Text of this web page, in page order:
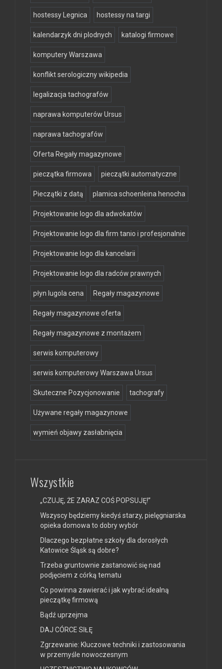
hostessy Legnica hostessy na targi
kalendarzyk dni plodnych katalogi firmowe
komputery Warszawa
konflikt serologiczny wikipedia
legalizacja tachografów
naprawa komputerów Ursus
naprawa tachografów
Oferta Regały magazynowe
pieczątka firmowa pieczątki automatyczne
Pieczątki z datą plamica schoenleina henocha
Projektowanie logo dla adwokatów
Projektowanie logo dla firm tanio i profesjonalnie
Projektowanie logo dla kancelarii
Projektowanie logo dla radców prawnych
płyn lugola cena Regały magazynowe
Regały magazynowe oferta
Regały magazynowe z montażem
serwis komputerowy
serwis komputerowy Warszawa Ursus
Skuteczne Pozycjonowanie tachografy
Używane regały magazynowe
wymień objawy zasłabnięcia
Wszystkie
„CZUJĘ, ŻE ZARAZ COŚ POPSUJĘ!”
Wszyscy będziemy kiedyś starzy, pielęgniarska
opieka domowa to dobry wybór
Dlaczego bezpłatne szkoły dla dorosłych
Katowice Śląsk są dobre?
Trzeba gruntownie zastanowić się nad
podjęciem z córką tematu
Co powinna zawierać i jak wybrać idealną
pieczątkę firmową
Bądź uprzejma
DAJ CÓRCE SIŁĘ
Zgrzewanie: Kluczowe techniki i zastosowania
w przemyśle nowoczesnym